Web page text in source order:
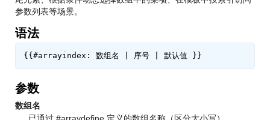
参数列表等场景。
语法
参数
数组名